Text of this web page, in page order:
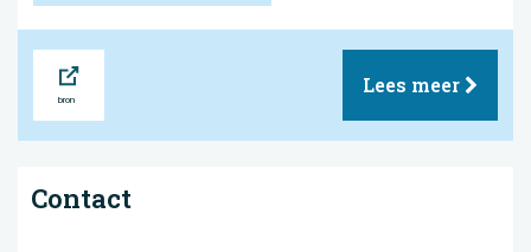
Lees meer
Contact